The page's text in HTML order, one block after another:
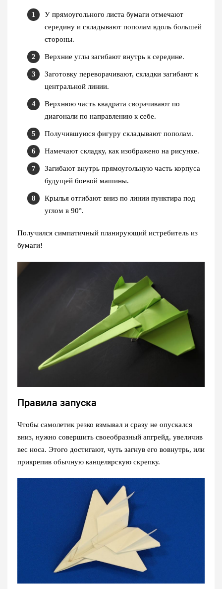
У прямоугольного листа бумаги отмечают
середину и складывают пополам вдоль большей
стороны.
Верхние углы загибают внутрь к середине.
Заготовку переворачивают, складки загибают к
центральной линии.
Верхнюю часть квадрата сворачивают по
диагонали по направлению к себе.
Получившуюся фигуру складывают пополам.
Намечают складку, как изображено на рисунке.
Загибают внутрь прямоугольную часть корпуса
будущей боевой машины.
Крылья отгибают вниз по линии пунктира под
углом в 90°.
Получился симпатичный планирующий истребитель из
бумаги!
Правила запуска
Чтобы самолетик резко взмывал и сразу не опускался
вниз, нужно совершить своеобразный апгрейд, увеличив
вес носа. Этого достигают, чуть загнув его вовнутрь, или
прикрепив обычную канцелярскую скрепку.